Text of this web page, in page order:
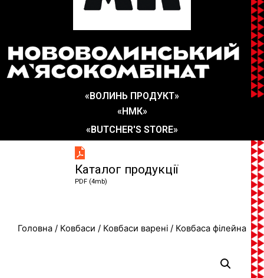
«ВОЛИНЬ ПРОДУКТ»
«НМК»
«BUTCHER'S STORE»
Каталог продукції
PDF (4mb)
Головна / Ковбаси / Ковбаси варені / Ковбаса філейна